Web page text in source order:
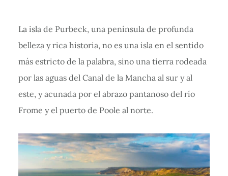
La isla de Purbeck, una península de profunda
belleza y rica historia, no es una isla en el sentido
más estricto de la palabra, sino una tierra rodeada
por las aguas del Canal de la Mancha al sur y al
este, y acunada por el abrazo pantanoso del río
Frome y el puerto de Poole al norte.